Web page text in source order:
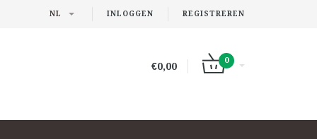
INLOGGEN REGISTREREN
NL
€0,00
0